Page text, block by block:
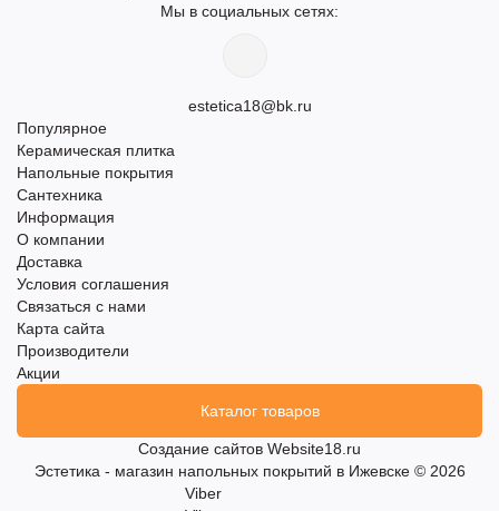
Мы в социальных сетях:
estetica18@bk.ru
Популярное
Керамическая плитка
Напольные покрытия
Сантехника
Информация
О компании
Доставка
Условия соглашения
Связаться с нами
Карта сайта
Производители
Акции
Каталог товаров
Создание сайтов Website18.ru
Эстетика - магазин напольных покрытий в Ижевске © 2026
Viber